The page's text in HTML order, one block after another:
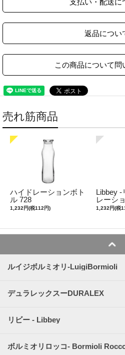
支払い・配送に
返品につい
この商品について問
売れ筋商品
ハイドレーションボト
ル 728
1,232円(税112円)
Libbey -
レーシ
1,232円(税
ルイジボルミオリ-LuigiBormioli
デュラレックスーDURALEX
リビー - Libbey
ボルミオリロッコ- Bormioli